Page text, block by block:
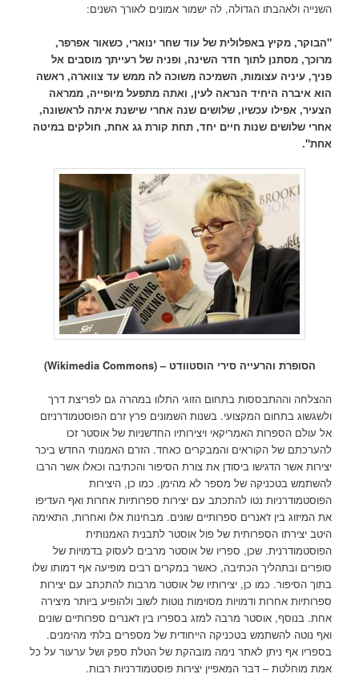
השנייה ולאהבתו הגדולה, לה ישמור אמונים לאורך השנים:
"הבוקר, מקיץ באפלולית של עוד שחר ינוארי, כשאור אפרפר,
מרוכך, מסתנן לתוך חדר השינה, ופניה של רעייתך מוסבים אל
פניך, עיניה עצומות, השמיכה משוכה לה ממש עד צווארה, ראשה
הוא איברה היחיד הנראה לעין, ואתה מתפעל מיופייה, ממראה
הצעיר, אפילו עכשיו, שלושים שנה אחרי שישנת איתה לראשונה,
אחרי שלושים שנות חיים יחד, תחת קורת גג אחת, חולקים במיטה
אחת".
הסופרת והרעייה סירי הוסטוודט – (Wikimedia Commons)
ההצלחה וההתבססות בתחום הזוגי התלוו במהרה גם לפריצת דרך
ולשגשוג בתחום המקצועי. בשנות השמונים פרץ זרם הפוסטמודרניזם
אל עולם הספרות האמריקאי ויצירותיו החדשניות של אוסטר זכו
להערכתם של הקוראים והמבקרים כאחד. הזרם האמנותי החדש ביכר
יצירות אשר הדגישו ביסודן את צורת הסיפור והכתיבה וכאלו אשר הרבו
להשתמש בטכניקה של מספר לא מהימן. כמו כן, היצירות
הפוסטמודרניות נטו להתכתב עם יצירות ספרותיות אחרות ואף העדיפו
את המיזוג בין ז'אנרים ספרותיים שונים. מבחינות אלו ואחרות, התאימה
היטב יצירתו הספרותית של פול אוסטר לתבנית האמנותית
הפוסטמודרנית. שכן, ספריו של אוסטר מרבים לעסוק בדמויות של
סופרים ובתהליך הכתיבה, כאשר במקרים רבים מופיעה אף דמותו שלו
בתוך הסיפור. כמו כן, יצירותיו של אוסטר מרבות להתכתב עם יצירות
ספרותיות אחרות ודמויות מסוימות נוטות לשוב ולהופיע ביותר מיצירה
אחת. בנוסף, אוסטר מרבה למזג בספריו בין ז'אנרים ספרותיים שונים
ואף נוטה להשתמש בטכניקה הייחודית של מספרים בלתי מהימנים.
בספריו אף ניתן לאתר נימה מובהקת של הטלת ספק ושל ערעור על כל
אמת מוחלטת – דבר המאפיין יצירות פוסטמודרניות רבות.